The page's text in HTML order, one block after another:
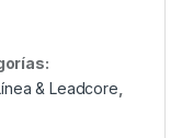
& Leadcore